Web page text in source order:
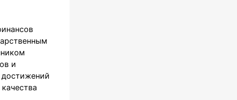
и